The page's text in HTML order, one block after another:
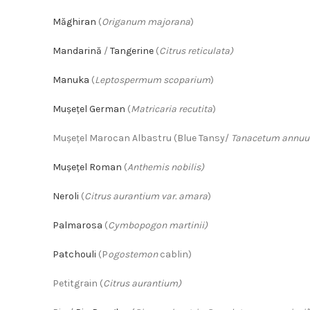
Măghiran (Origanum majorana)
Mandarină /Tangerine (Citrus reticulata)
Manuka (Leptospermum scoparium)
Mușețel German (Matricaria recutita)
Mușețel Marocan Albastru (Blue Tansy/ Tanacetum
Mușețel Roman (Anthemis nobilis)
Neroli (Citrus aurantium var. amara)
Palmarosa (Cymbopogon martinii)
Patchouli (Pogostemoncablin)
Petitgrain (Citrus aurantium)